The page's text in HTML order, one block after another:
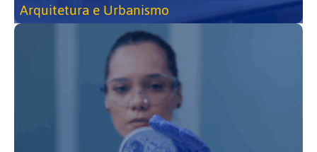
Arquitetura e Urbanismo